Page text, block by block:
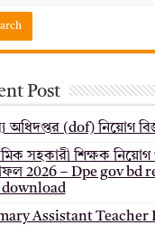
Post
অধিদপ্তর (dof) নিয়োগ
সহকারী শিক্ষক নিয়োগ
2026 – Dpe gov bd
Assistant Teacher